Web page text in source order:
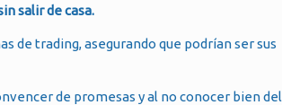
salir de casa.
de trading, asegurando que podrían ser sus
de promesas y al no conocer bien del